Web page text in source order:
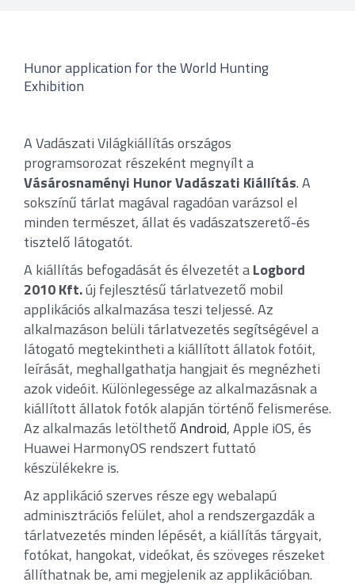
Hunor application for the World Hunting
Exhibition
A Vadászati Világkiállítás országos
programsorozat részeként megnyílt a
Vásárosnaményi Hunor Vadászati Kiállítás. A
sokszínű tárlat magával ragadóan varázsol el
minden természet, állat és vadászatszerető-és
tisztelő látogatót.
A kiállítás befogadását és élvezetét aLogbord
2010 Kft.új fejlesztésű tárlatvezető mobil
applikációs alkalmazása teszi teljessé. Az
alkalmazáson belüli tárlatvezetés segítségével a
látogató megtekintheti a kiállított állatok fotóit,
leírását, meghallgathatja hangjait és megnézheti
azok videóit. Különlegessége az alkalmazásnak a
kiállított állatok fotók alapján történő felismerése.
Az alkalmazás letölthetőAndroid, Apple iOS, és
Huawei HarmonyOS rendszert futtató
készülékekre is.
Az applikáció szerves része egy webalapú
adminisztrációs felület, ahol a rendszergazdák a
tárlatvezetés minden lépését, a kiállítás tárgyait,
fotókat, hangokat, videókat, és szöveges részeket
állíthatnak be, ami megjelenik az applikációban.